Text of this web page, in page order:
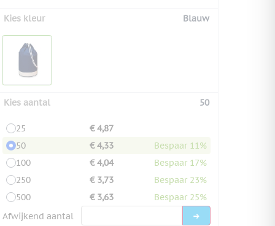
Kies kleur Blauw
Kies aantal 50
25
€ 4,87
50
€ 4,33
Bespaar 11%
100
€ 4,04
Bespaar 17%
250
€ 3,73
Bespaar 23%
500
€ 3,63
Bespaar 25%
Afwijkend aantal